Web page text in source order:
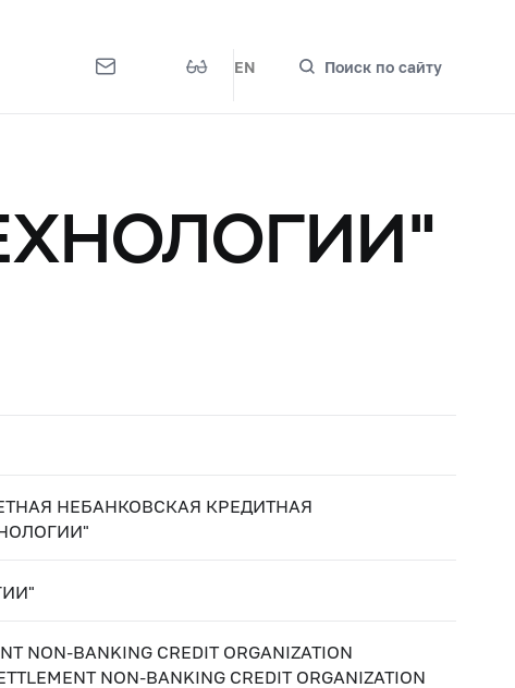
EN Поиск по сайту
НЕБАНКОВСКАЯ КРЕДИТНАЯ
NON-BANKING CREDIT ORGANIZATION
NON-BANKING CREDIT ORGANIZATION